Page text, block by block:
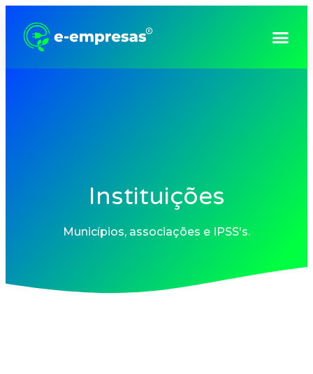
Instituições
Municípios, associações e IPSS's.